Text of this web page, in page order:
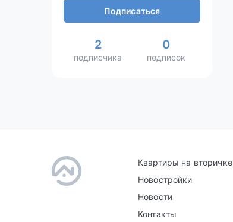
Подписаться
2
подписчика
0
подписок
Квартиры на вторичке
Новостройки
Новости
Контакты